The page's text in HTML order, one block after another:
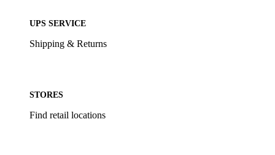
UPS SERVICE
Shipping & Returns
STORES
Find retail locations